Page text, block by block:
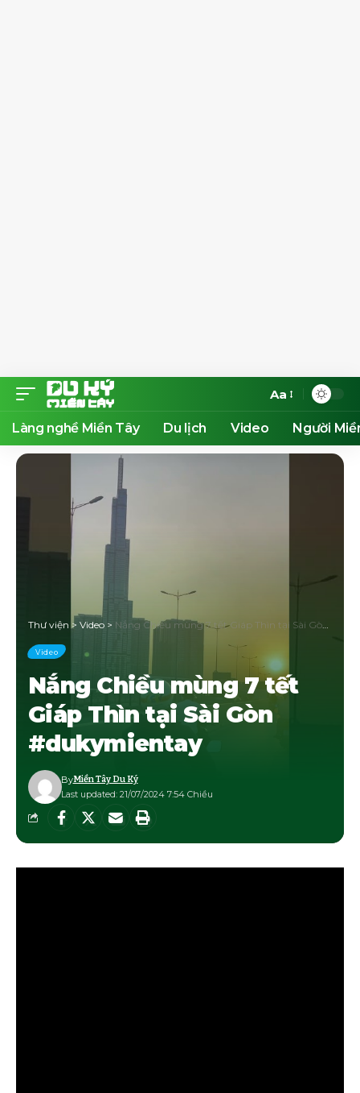
Aa
Làng nghề Miền Tây Du lịch Video Người
Thư viện > Video > Nắng Chiều mùng 7 tết Giáp Thìn tại Sài Gòn #dukymientay
Video
Nắng Chiều mùng 7 tết
Giáp Thìn tại Sài Gòn
#dukymientay
Last updated: 21/07/2024 7:54 Chiều
ByMiền Tây Du Ký